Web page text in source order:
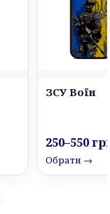
ЗСУ Воїн
250–550
Обрати →